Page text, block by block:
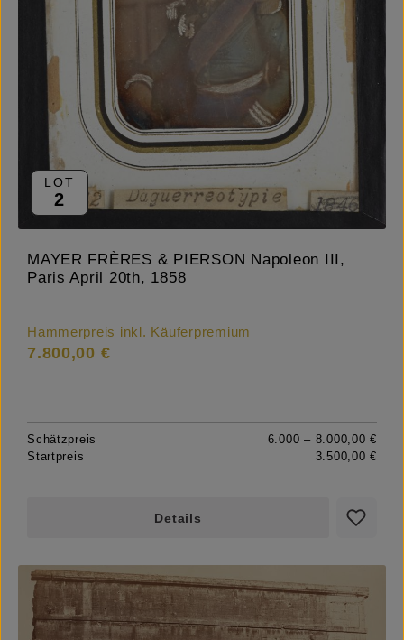
LOT
2
MAYER FRÈRES & PIERSON Napoleon III,
Paris April 20th, 1858
Hammerpreis inkl. Käuferpremium
7.800,00 €
Schätzpreis
6.000 – 8.000,00 €
Startpreis
3.500,00 €
Details